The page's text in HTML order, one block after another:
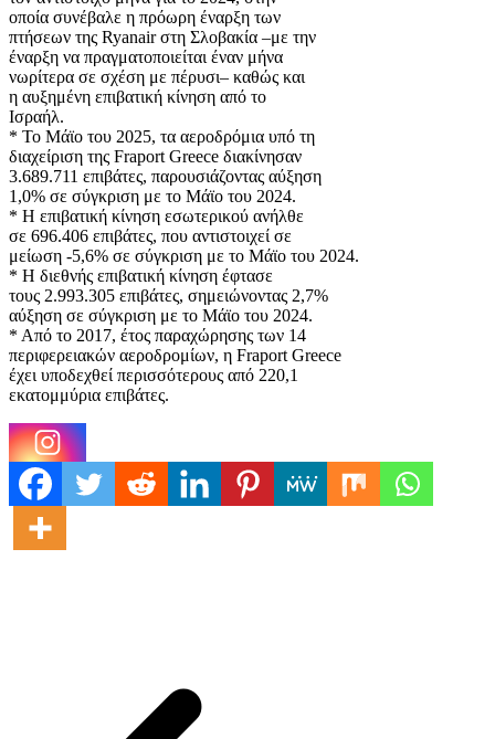
οποία συνέβαλε η πρόωρη έναρξη των
πτήσεων της Ryanair στη Σλοβακία –με την
έναρξη να πραγματοποιείται έναν μήνα
νωρίτερα σε σχέση με πέρυσι– καθώς και
η αυξημένη επιβατική κίνηση από το
Ισραήλ.
* Το Μάϊο του 2025, τα αεροδρόμια υπό τη
διαχείριση της Fraport Greece διακίνησαν
3.689.711 επιβάτες, παρουσιάζοντας αύξηση
1,0% σε σύγκριση με το Μάϊο του 2024.
* Η επιβατική κίνηση εσωτερικού ανήλθε
σε 696.406 επιβάτες, που αντιστοιχεί σε
μείωση -5,6% σε σύγκριση με το Μάϊο του 2024.
* Η διεθνής επιβατική κίνηση έφτασε
τους 2.993.305 επιβάτες, σημειώνοντας 2,7%
αύξηση σε σύγκριση με το Μάϊο του 2024.
* Από το 2017, έτος παραχώρησης των 14
περιφερειακών αεροδρομίων, η Fraport Greece
έχει υποδεχθεί περισσότερους από 220,1
εκατομμύρια επιβάτες.